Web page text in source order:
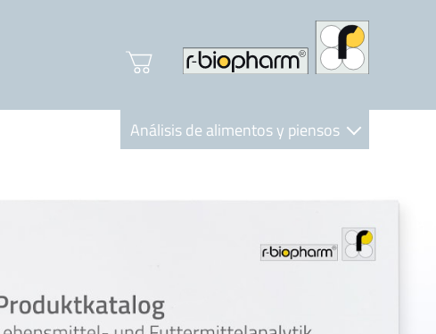
Análisis de alimentos y piensos